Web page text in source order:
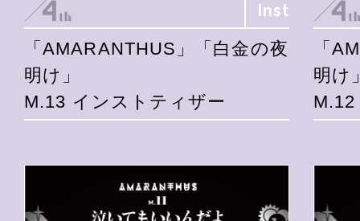
Inst
「AMARANTHUS」「白金の夜
明け」
M.13 インストティザー
「
明け